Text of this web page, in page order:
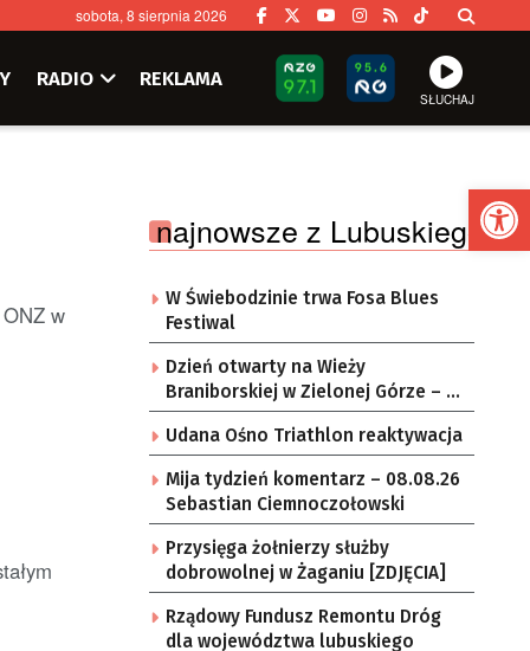
sobota, 8 sierpnia 2026
RADIO REKLAMA
SŁUCHAJ
w
najnowsze z Lubuskiego
W Świebodzinie trwa Fosa Blues
Festiwal
Dzień otwarty na Wieży
Braniborskiej w Zielonej Górze – po
raz ostatni w tym roku
Udana Ośno Triathlon reaktywacja
Mija tydzień komentarz – 08.08.26
Sebastian Ciemnoczołowski
Przysięga żołnierzy służby
dobrowolnej w Żaganiu [ZDJĘCIA]
Rządowy Fundusz Remontu Dróg
dla województwa lubuskiego